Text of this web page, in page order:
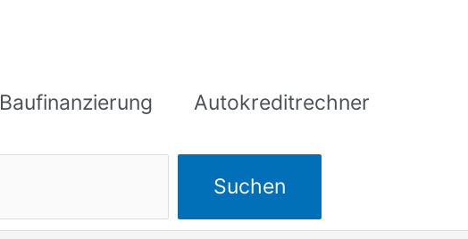
Baufinanzierung Autokreditrechner
Suchen